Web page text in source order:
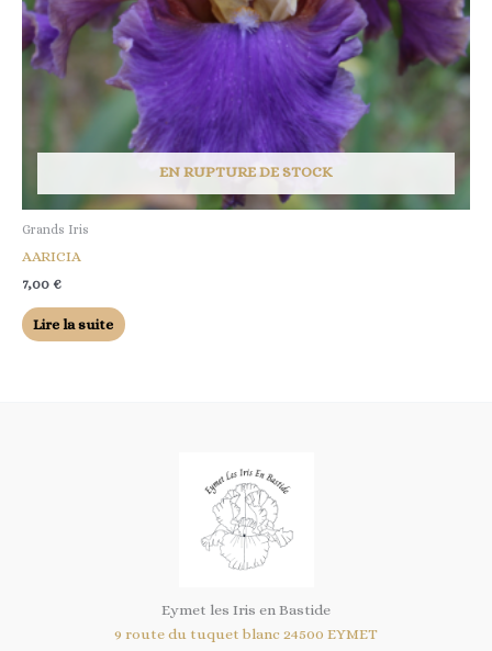
EN RUPTURE DE STOCK
Grands Iris
AARICIA
7,00 €
Lire la suite
Eymet les Iris en Bastide
9 route du tuquet blanc 24500 EYMET